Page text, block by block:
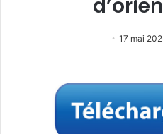
17 mai